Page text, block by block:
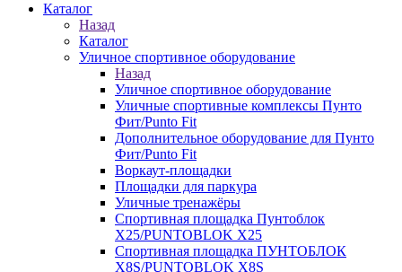
Каталог
Назад
Каталог
Уличное спортивное оборудование
Назад
Уличное спортивное оборудование
Уличные спортивные комплексы Пунто
Фит/Punto Fit
Дополнительное оборудование для Пунто
Фит/Punto Fit
Воркаут-площадки
Площадки для паркура
Уличные тренажёры
Спортивная площадка Пунтоблок
Х25/PUNTOBLOK X25
Спортивная площадка ПУНТОБЛОК
X8S/PUNTOBLOK X8S